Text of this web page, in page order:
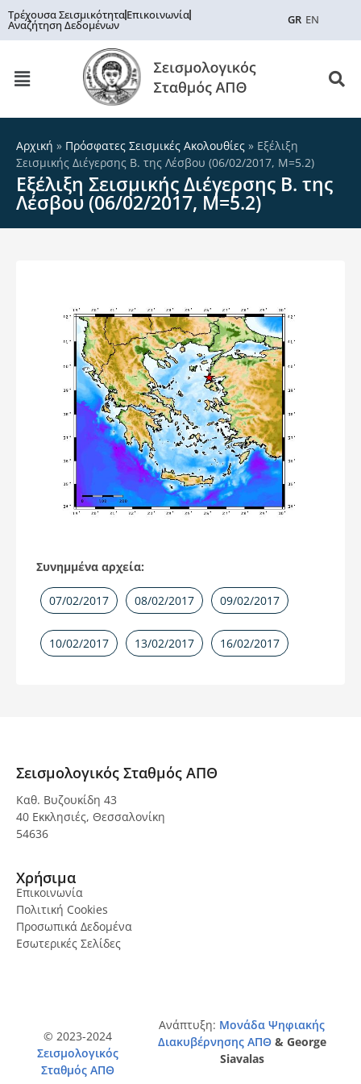
Τρέχουσα ΣεισμικότηταΕπικοινωνία
Αναζήτηση Δεδομένων GR EN
Αρχική » Πρόσφατες Σεισμικές Ακολουθίες » Εξέλιξη
Σεισμικής Διέγερσης Β. της Λέσβου (06/02/2017, Μ=5.2)
Εξέλιξη Σεισμικής Διέγερσης Β. της
Λέσβου (06/02/2017, Μ=5.2)
Συνημμένα αρχεία:
07/02/2017 08/02/2017 09/02/2017
10/02/2017 13/02/2017 16/02/2017
Σεισμολογικός Σταθμός ΑΠΘ
Καθ. Βυζουκίδη 43
40 Εκκλησιές, Θεσσαλονίκη
54636
Χρήσιμα
Επικοινωνία
Πολιτική Cookies
Προσωπικά Δεδομένα
Εσωτερικές Σελίδες
© 2023-2024
Σεισμολογικός
Σταθμός ΑΠΘ
Ανάπτυξη: Μονάδα Ψηφιακής
Διακυβέρνησης ΑΠΘ & George
Siavalas